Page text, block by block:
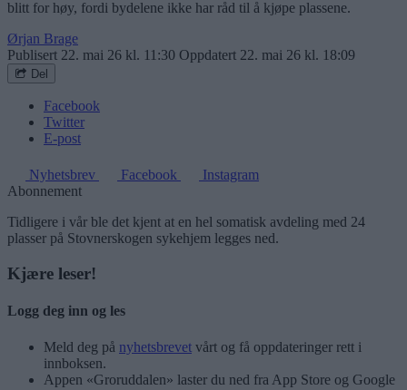
blitt for høy, fordi bydelene ikke har råd til å kjøpe plassene.
Ørjan Brage
Publisert 22. mai 26 kl. 11:30 Oppdatert 22. mai 26 kl. 18:09
Del
Facebook
Twitter
E-post
Nyhetsbrev Facebook
Instagram
Abonnement
Tidligere i vår ble det kjent at en hel somatisk avdeling med 24
plasser på Stovnerskogen sykehjem legges ned.
Kjære leser!
Logg deg inn og les
Meld deg på nyhetsbrevet vårt og få oppdateringer rett i
innboksen.
Appen «Groruddalen» laster du ned fra App Store og Google